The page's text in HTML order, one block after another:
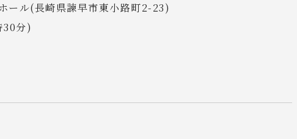
ール(長崎県諫早市東小路町2-23)
30分)